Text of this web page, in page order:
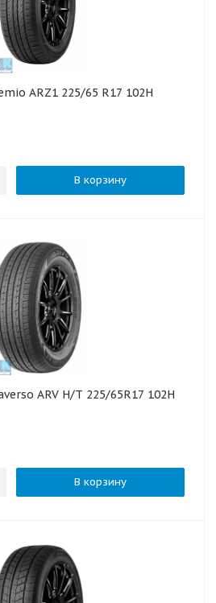
ARZ1 225/65 R17 102H
В корзину
ARV H/T 225/65R17 102H
В корзину